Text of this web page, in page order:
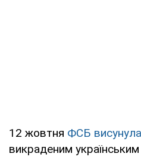
12 жовтня ФСБ
викраденим